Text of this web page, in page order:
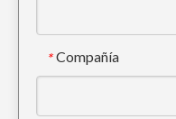
* Compañía